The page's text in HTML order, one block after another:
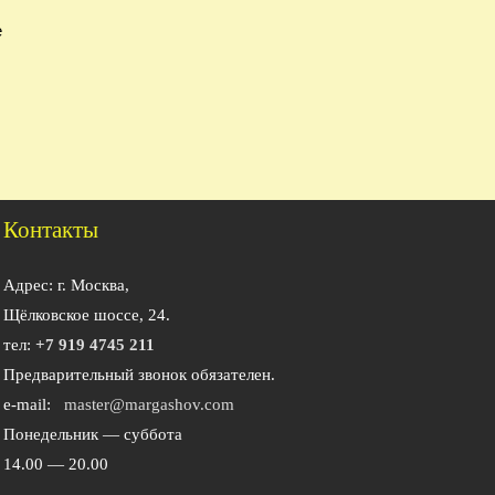
Контакты
Адрес: г. Москва,
Щёлковское шоссе, 24.
тел: +7 919 4745 211
Предварительный звонок обязателен.
e-mail: master@margashov.com
Понедельник — суббота
14.00 — 20.00